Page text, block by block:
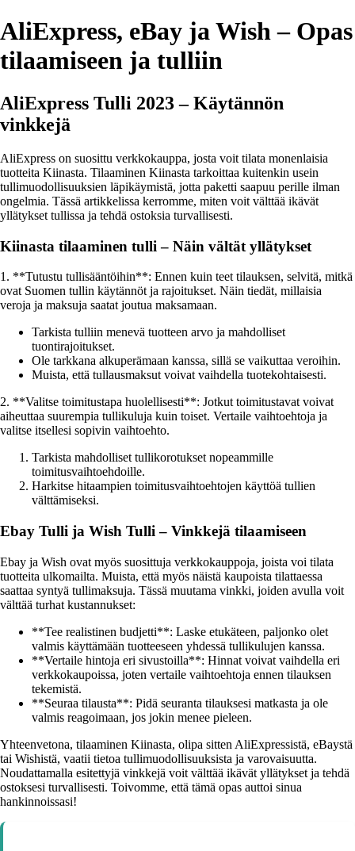
AliExpress, eBay ja Wish – Opas
tilaamiseen ja tulliin
AliExpress Tulli 2023 – Käytännön
vinkkejä
AliExpress on suosittu verkkokauppa, josta voit tilata monenlaisia
tuotteita Kiinasta. Tilaaminen Kiinasta tarkoittaa kuitenkin usein
tullimuodollisuuksien läpikäymistä, jotta paketti saapuu perille ilman
ongelmia. Tässä artikkelissa kerromme, miten voit välttää ikävät
yllätykset tullissa ja tehdä ostoksia turvallisesti.
Kiinasta tilaaminen tulli – Näin vältät yllätykset
1. **Tutustu tullisääntöihin**: Ennen kuin teet tilauksen, selvitä, mitkä
ovat Suomen tullin käytännöt ja rajoitukset. Näin tiedät, millaisia
veroja ja maksuja saatat joutua maksamaan.
Tarkista tulliin menevä tuotteen arvo ja mahdolliset
tuontirajoitukset.
Ole tarkkana alkuperämaan kanssa, sillä se vaikuttaa veroihin.
Muista, että tullausmaksut voivat vaihdella tuotekohtaisesti.
2. **Valitse toimitustapa huolellisesti**: Jotkut toimitustavat voivat
aiheuttaa suurempia tullikuluja kuin toiset. Vertaile vaihtoehtoja ja
valitse itsellesi sopivin vaihtoehto.
Tarkista mahdolliset tullikorotukset nopeammille
toimitusvaihtoehdoille.
Harkitse hitaampien toimitusvaihtoehtojen käyttöä tullien
välttämiseksi.
Ebay Tulli ja Wish Tulli – Vinkkejä tilaamiseen
Ebay ja Wish ovat myös suosittuja verkkokauppoja, joista voi tilata
tuotteita ulkomailta. Muista, että myös näistä kaupoista tilattaessa
saattaa syntyä tullimaksuja. Tässä muutama vinkki, joiden avulla voit
välttää turhat kustannukset:
**Tee realistinen budjetti**: Laske etukäteen, paljonko olet
valmis käyttämään tuotteeseen yhdessä tullikulujen kanssa.
**Vertaile hintoja eri sivustoilla**: Hinnat voivat vaihdella eri
verkkokaupoissa, joten vertaile vaihtoehtoja ennen tilauksen
tekemistä.
**Seuraa tilausta**: Pidä seuranta tilauksesi matkasta ja ole
valmis reagoimaan, jos jokin menee pieleen.
Yhteenvetona, tilaaminen Kiinasta, olipa sitten AliExpressistä, eBaystä
tai Wishistä, vaatii tietoa tullimuodollisuuksista ja varovaisuutta.
Noudattamalla esitettyjä vinkkejä voit välttää ikävät yllätykset ja tehdä
ostoksesi turvallisesti. Toivomme, että tämä opas auttoi sinua
hankinnoissasi!